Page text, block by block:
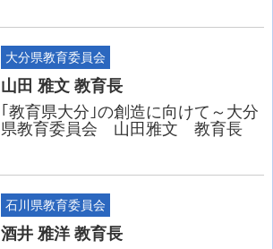
大分県教育委員会
山田 雅文 教育長
｢教育県大分｣の創造に向けて～大分
県教育委員会 山田雅文 教育長
石川県教育委員会
酒井 雅洋 教育長